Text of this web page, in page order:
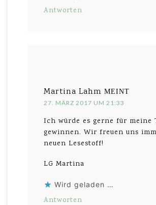
Antworten
Martina Lahm MEINT
27. MÄRZ 2017 UM 21:33
Ich würde es gerne für meine
gewinnen. Wir freuen uns
neuen Lesestoff!
LG Martina
Wird geladen …
Antworten